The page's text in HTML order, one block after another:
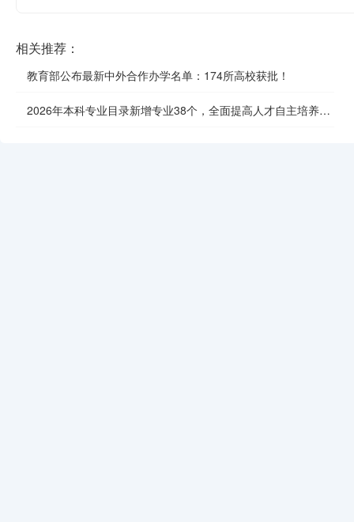
相关推荐：
教育部公布最新中外合作办学名单：174所高校获批！
2026年本科专业目录新增专业38个，全面提高人才自主培养质